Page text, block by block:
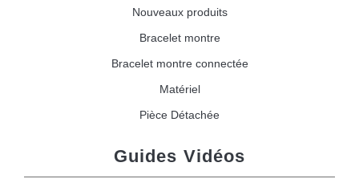
Nouveaux produits
Bracelet montre
Bracelet montre connectée
Matériel
Pièce Détachée
Guides Vidéos